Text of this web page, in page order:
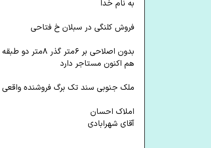
به نام خدا
فروش کلنگی در سبلان خ فتاحی
بدون اصلاحی بر ۶متر گذر ۸متر دو طبقه نیاز ب بازسازی در صورت سکونت
هم اکنون مستاجر دارد
ملک جنوبی سند تک برگ فروشنده واقعی
املاک احسان
آقای شهرابادی